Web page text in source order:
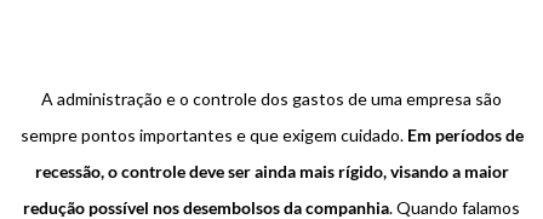
A administração e o controle dos gastos de uma empresa são
sempre pontos importantes e que exigem cuidado. Em períodos de
recessão, o controle deve ser ainda mais rígido, visando a maior
redução possível nos desembolsos da companhia. Quando falamos